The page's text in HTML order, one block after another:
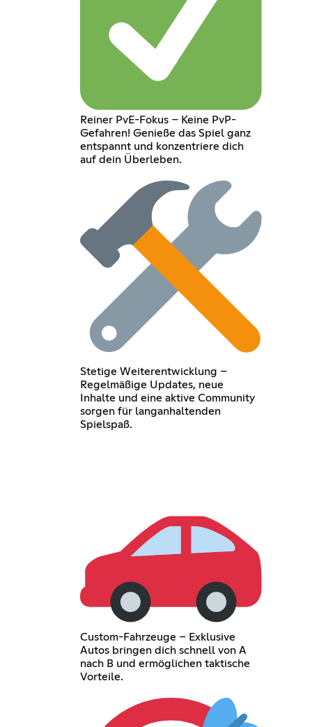
Reiner PvE-Fokus – Keine PvP-
Gefahren! Genieße das Spiel ganz
entspannt und konzentriere dich
auf dein Überleben.
Stetige Weiterentwicklung –
Regelmäßige Updates, neue
Inhalte und eine aktive Community
sorgen für langanhaltenden
Spielspaß.
Custom-Fahrzeuge – Exklusive
Autos bringen dich schnell von A
nach B und ermöglichen taktische
Vorteile.